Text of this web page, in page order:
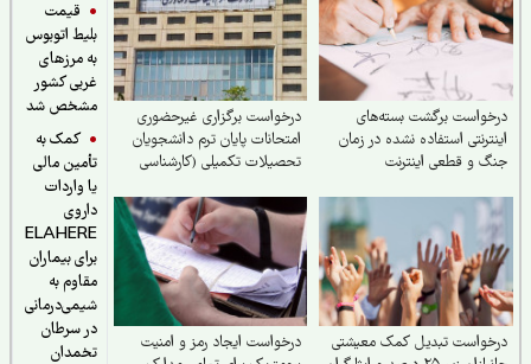
قیمت
بلیط اتوبوس
به مرزهای
غربی کشور
مشخص شد
کمک به
تأمین مالی
یا واردات
داروی
ELAHERE
برای بیماران
مقاوم به
شیمی‌درمانی
در سرطان
تخمدان
برگشت بسته‌های
استفاده نشده در زمان
و قطعی اینترنت
درخواست برگزاری غیرحضوری
امتحانات پایان ترم دانشجویان
تحصیلات تکمیلی (کارشناسی
تبدیل کمک معیشتی
درخواست ایجاد رمز و امنیت